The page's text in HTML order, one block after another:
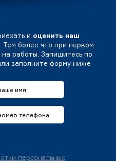
и оценить наш
. Тем более что при первом
работы. Запишитесь по
заполните форму ниже
персональных